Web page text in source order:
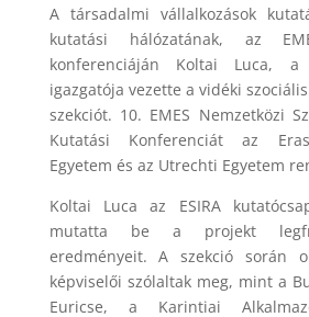
A társadalmi vállalkozások
kutatási hálózatának, az
konferenciáján Koltai Luca, a
igazgatója vezette a vidéki
szekciót. 10. EMES Nemzetközi
Kutatási Konferenciát az
Egyetem és az Utrechti Egyetem
Koltai Luca az ESIRA
mutatta be a projekt
eredményeit. A szekció során
képviselői szólaltak meg, mint a
Euricse, a Karintiai